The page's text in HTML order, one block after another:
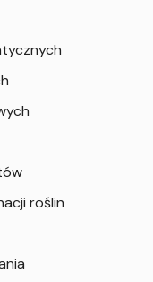
roślin